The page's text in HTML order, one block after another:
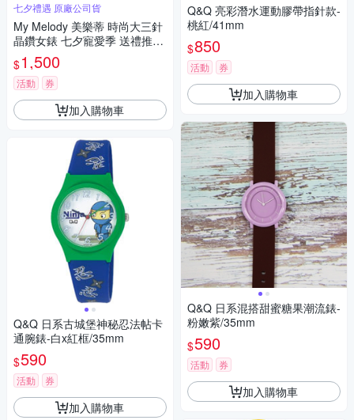
七夕禮遇 原廠公司貨
My Melody 美樂蒂 時尚大三針
晶鑽女錶 七夕寵愛季 送禮推
薦-銀/27mm LK697LWCI-R
$1,500
活動 券
加入購物車
Q&Q 日系古城堡神秘忍法帖卡
通腕錶-白x紅框/35mm
$590
活動 券
加入購物車
Q&Q 亮彩潛水運動膠帶指針款-
桃紅/41mm
$850
活動 券
加入購物車
Q&Q 日系混搭甜蜜糖果潮流錶-
粉嫩紫/35mm
$590
活動 券
加入購物車